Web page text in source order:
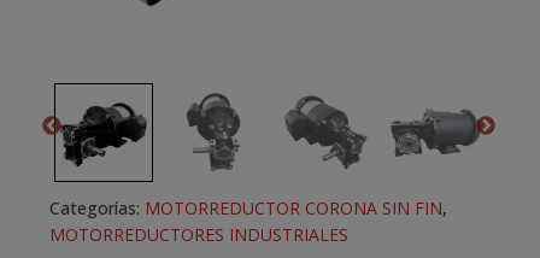
Categorías: MOTORREDUCTOR CORONA SIN FIN,
MOTORREDUCTORES INDUSTRIALES